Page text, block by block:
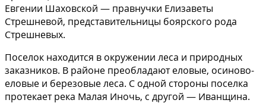
Евгении Шаховской — правнучки Елизаветы
Стрешневой, представительницы боярского рода
Стрешневых.
Поселок находится в окружении леса и природных
заказников. В районе преобладают еловые, осиново-
еловые и березовые леса. С одной стороны поселка
протекает река Малая Иночь, с другой — Иванщина.